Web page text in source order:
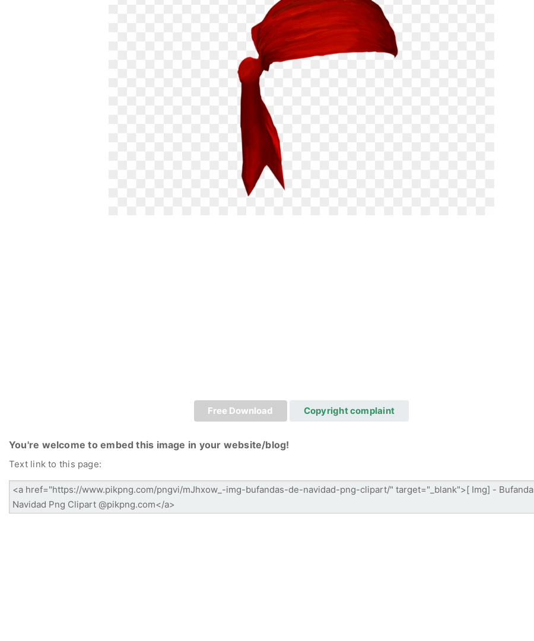
Free Download Copyright complaint
You're welcome to embed this image in your website/blog!
Text link to this page: